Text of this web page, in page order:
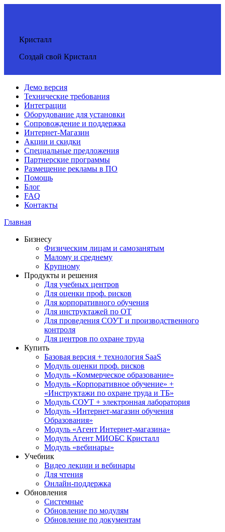
Кристалл
Создай свой Кристалл
Демо версия
Технические требования
Интеграции
Оборудование для установки
Сопровождение и поддержка
Интернет-Магазин
Акции и скидки
Специальные предложения
Партнерские программы
Размещение рекламы в ПО
Помощь
Блог
FAQ
Контакты
Главная
Бизнесу
Физическим лицам и самозанятым
Малому и среднему
Крупному
Продукты и решения
Для учебных центров
Для оценки проф. рисков
Для корпоративного обучения
Для инструктажей по ОТ
Для проведения СОУТ и производственного
контроля
Для центров по охране труда
Купить
Базовая версия + технология SaaS
Модуль оценки проф. рисков
Модуль «Коммерческое образование»
Модуль «Корпоративное обучение» +
«Инструктажи по охране труда и ТБ»
Модуль СОУТ + электронная лаборатория
Модуль «Интернет-магазин обучения
Образования»
Модуль «Агент Интернет-магазина»
Модуль Агент МИОБС Кристалл
Модуль «вебинары»
Учебник
Видео лекции и вебинары
Для чтения
Онлайн-поддержка
Обновления
Системные
Обновление по модулям
Обновление по документам